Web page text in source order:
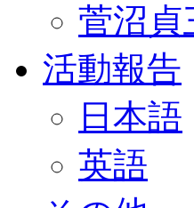
菅沼貞
活動報告
日本語
英語